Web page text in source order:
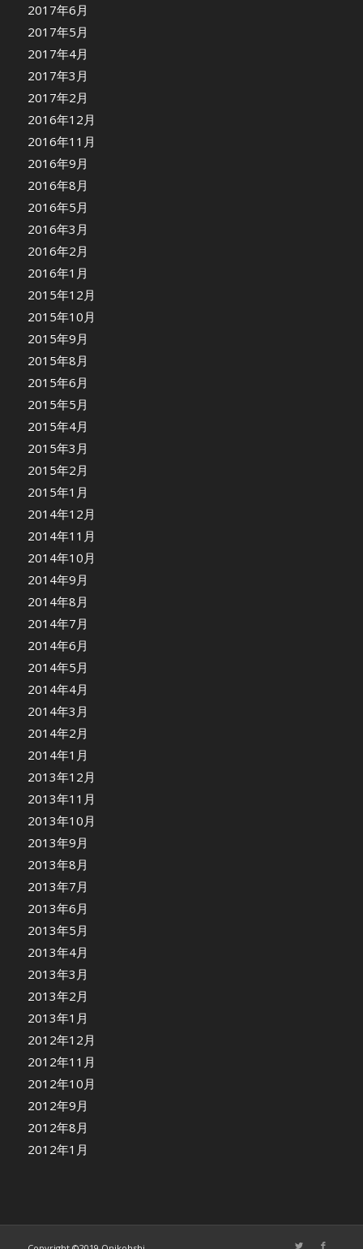
2017年6月
2017年5月
2017年4月
2017年3月
2017年2月
2016年12月
2016年11月
2016年9月
2016年8月
2016年5月
2016年3月
2016年2月
2016年1月
2015年12月
2015年10月
2015年9月
2015年8月
2015年6月
2015年5月
2015年4月
2015年3月
2015年2月
2015年1月
2014年12月
2014年11月
2014年10月
2014年9月
2014年8月
2014年7月
2014年6月
2014年5月
2014年4月
2014年3月
2014年2月
2014年1月
2013年12月
2013年11月
2013年10月
2013年9月
2013年8月
2013年7月
2013年6月
2013年5月
2013年4月
2013年3月
2013年2月
2013年1月
2012年12月
2012年11月
2012年10月
2012年9月
2012年8月
2012年1月